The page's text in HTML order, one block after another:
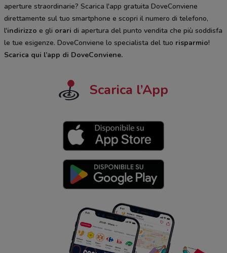
aperture straordinarie? Scarica l'app gratuita DoveConviene
direttamente sul tuo smartphone e scopri il numero di telefono,
l'indirizzo e gli orari di apertura del punto vendita che più soddisfa
le tue esigenze. DoveConviene lo specialista del tuo risparmio!
Scarica qui l’app di DoveConviene.
Scarica l’App